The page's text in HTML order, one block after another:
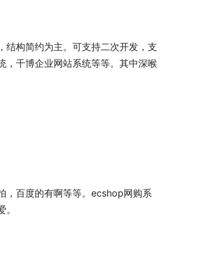
结构简约为主。可支持二次开发，支
，千博企业网站系统等等。其中深喉
，百度的有啊等等。ecshop网购系